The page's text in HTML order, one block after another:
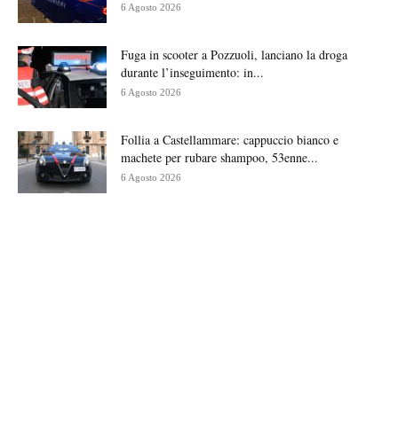
6 Agosto 2026
Fuga in scooter a Pozzuoli, lanciano la droga
durante l’inseguimento: in...
6 Agosto 2026
Follia a Castellammare: cappuccio bianco e
machete per rubare shampoo, 53enne...
6 Agosto 2026